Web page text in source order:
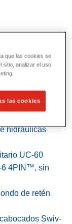
y de
servicios
hidráulicas
UC-60
6 4PIN™, sin
de retén
Swiv-
que las cookies se
sitio, analizar el uso
las cookies